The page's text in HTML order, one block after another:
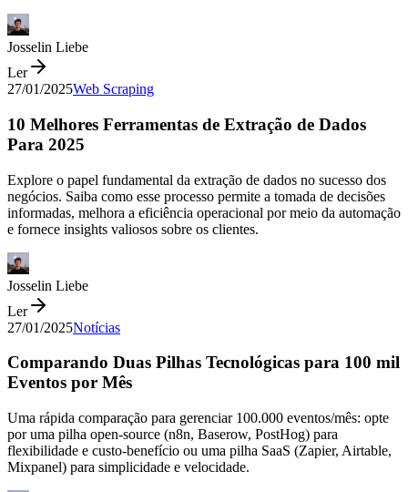
Josselin Liebe
Ler
27/01/2025Web Scraping
10 Melhores Ferramentas de Extração de Dados
Para 2025
Explore o papel fundamental da extração de dados no sucesso dos
negócios. Saiba como esse processo permite a tomada de decisões
informadas, melhora a eficiência operacional por meio da automação
e fornece insights valiosos sobre os clientes.
Josselin Liebe
Ler
27/01/2025Notícias
Comparando Duas Pilhas Tecnológicas para 100 mil
Eventos por Mês
Uma rápida comparação para gerenciar 100.000 eventos/mês: opte
por uma pilha open-source (n8n, Baserow, PostHog) para
flexibilidade e custo-benefício ou uma pilha SaaS (Zapier, Airtable,
Mixpanel) para simplicidade e velocidade.